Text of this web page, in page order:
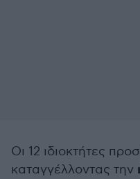
Οι 12 ιδιοκτήτες
καταγγέλλοντας την